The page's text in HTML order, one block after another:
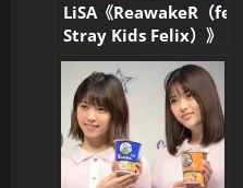
LiSA《ReawakeR（feat.
Stray Kids Felix）》
× 動畫《我獨自升級
第二季》聯動影片公
開！